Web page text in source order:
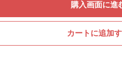
購入画面に進
カートに追加